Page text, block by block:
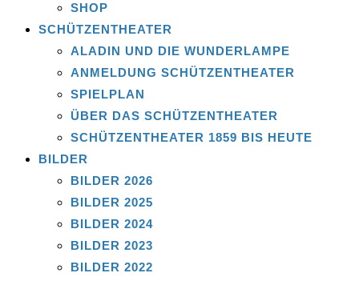
SHOP
SCHÜTZENTHEATER
ALADIN UND DIE WUNDERLAMPE
ANMELDUNG SCHÜTZENTHEATER
SPIELPLAN
ÜBER DAS SCHÜTZENTHEATER
SCHÜTZENTHEATER 1859 BIS HEUTE
BILDER
BILDER 2026
BILDER 2025
BILDER 2024
BILDER 2023
BILDER 2022